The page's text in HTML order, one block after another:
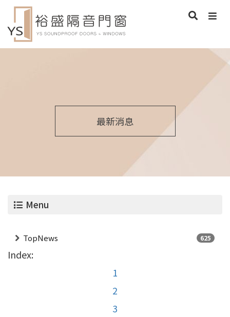
最新消息
Menu
TopNews 625
Index:
1
2
3